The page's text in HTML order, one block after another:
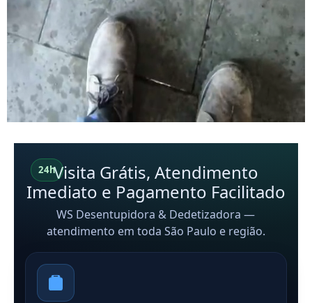
24hVisita Grátis, Atendimento
Imediato e Pagamento Facilitado
WS Desentupidora & Dedetizadora —
atendimento em toda São Paulo e região.